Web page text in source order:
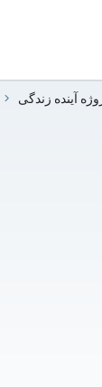
آینده زندگی